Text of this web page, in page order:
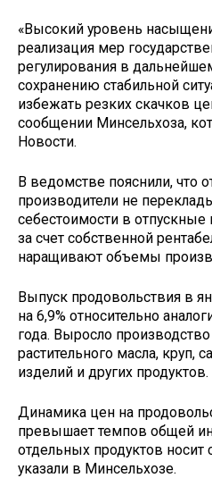
«Высокий уровень
реализация мер
регулирования в
сохранению стабильной
избежать резких скачков
сообщении Минсельхоза,
Новости.
В ведомстве пояснили, что
производители не
себестоимости в
за счет собственной
наращивают объемы
Выпуск продовольствия в
на 6,9% относительно
года. Выросло
растительного масла, круп,
изделий и других продуктов.
Динамика цен на
превышает темпов общей
отдельных продуктов носит
указали в Минсельхозе.